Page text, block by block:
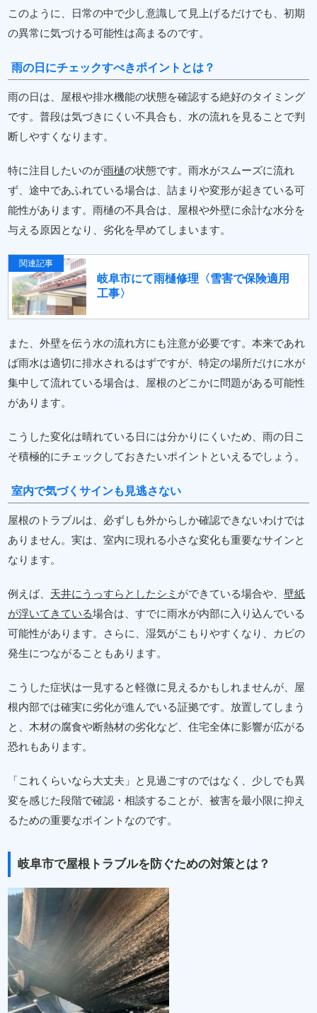
このように、日常の中で少し意識して見上げるだけでも、初期
の異常に気づける可能性は高まるのです。
雨の日にチェックすべきポイントとは？
雨の日は、屋根や排水機能の状態を確認する絶好のタイミング
です。普段は気づきにくい不具合も、水の流れを見ることで判
断しやすくなります。
特に注目したいのが雨樋の状態です。雨水がスムーズに流れ
ず、途中であふれている場合は、詰まりや変形が起きている可
能性があります。雨樋の不具合は、屋根や外壁に余計な水分を
与える原因となり、劣化を早めてしまいます。
関連記事
岐阜市にて雨樋修理〈雪害で保険適用
工事〉
また、外壁を伝う水の流れ方にも注意が必要です。本来であれ
ば雨水は適切に排水されるはずですが、特定の場所だけに水が
集中して流れている場合は、屋根のどこかに問題がある可能性
があります。
こうした変化は晴れている日には分かりにくいため、雨の日こ
そ積極的にチェックしておきたいポイントといえるでしょう。
室内で気づくサインも見逃さない
屋根のトラブルは、必ずしも外からしか確認できないわけでは
ありません。実は、室内に現れる小さな変化も重要なサインと
なります。
例えば、 天井にうっすらとしたシミ ができている場合や、壁紙
が浮いてきている場合は、すでに雨水が内部に入り込んでいる
可能性があります。さらに、湿気がこもりやすくなり、カビの
発生につながることもあります。
こうした症状は一見すると軽微に見えるかもしれませんが、屋
根内部では確実に劣化が進んでいる証拠です。放置してしまう
と、木材の腐食や断熱材の劣化など、住宅全体に影響が広がる
恐れもあります。
「これくらいなら大丈夫」と見過ごすのではなく、少しでも異
変を感じた段階で確認・相談することが、被害を最小限に抑え
るための重要なポイントなのです。
岐阜市で屋根トラブルを防ぐための対策とは？